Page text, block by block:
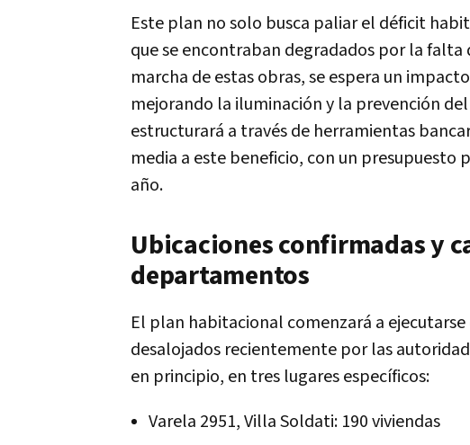
Este plan no solo busca paliar el déficit
que se encontraban degradados por la falta
marcha de estas obras, se espera un
mejorando la iluminación y la prevención
estructurará a través de herramientas
media a este beneficio, con un presupuesto
año.
Ubicaciones confirmadas y
departamentos
El plan habitacional comenzará a
desalojados recientemente por las
en principio, en tres lugares específicos:
Varela 2951, Villa Soldati: 190 viviendas